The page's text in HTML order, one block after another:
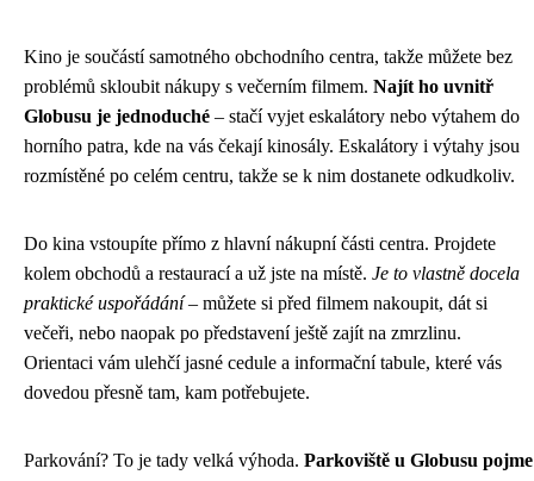
Kino je součástí samotného obchodního centra, takže můžete bez
problémů skloubit nákupy s večerním filmem. Najít ho uvnitř
Globusu je jednoduché – stačí vyjet eskalátory nebo výtahem do
horního patra, kde na vás čekají kinosály. Eskalátory i výtahy jsou
rozmístěné po celém centru, takže se k nim dostanete odkudkoliv.
Do kina vstoupíte přímo z hlavní nákupní části centra. Projdete
kolem obchodů a restaurací a už jste na místě. Je to vlastně docela
praktické uspořádání– můžete si před filmem nakoupit, dát si
večeři, nebo naopak po představení ještě zajít na zmrzlinu.
Orientaci vám ulehčí jasné cedule a informační tabule, které vás
dovedou přesně tam, kam potřebujete.
Parkování? To je tady velká výhoda. Parkoviště u Globusu pojme